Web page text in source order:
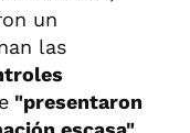
un
las
"presentaron